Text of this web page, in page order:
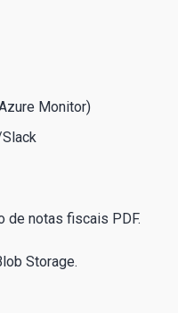
Monitor)
de notas fiscais PDF.
Storage.